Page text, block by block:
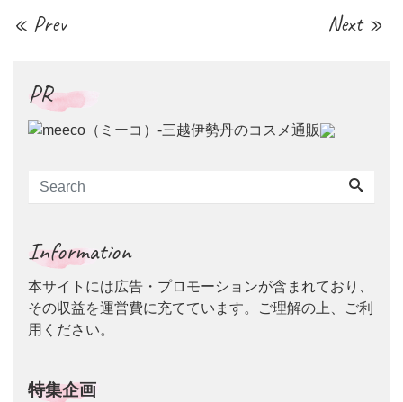
« Prev Next »
PR
Information
本サイトには広告・プロモーションが含まれており、
その収益を運営費に充てています。ご理解の上、ご利
用ください。
特集企画